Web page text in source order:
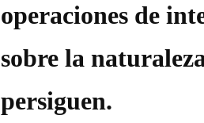
operaciones de
sobre la
persiguen.